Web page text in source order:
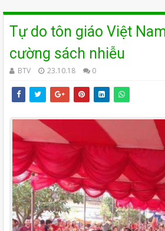
Tự do tôn giáo Việt
cường sách nhiễu
BTV 23.10.18 0